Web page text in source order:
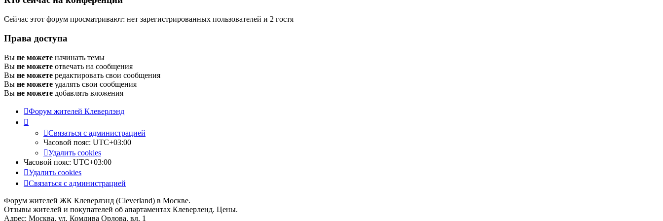
Сейчас этот форум просматривают: нет зарегистрированных пользователей и 2 гостя
Права доступа
Вы не можете начинать темы
Вы не можете отвечать на сообщения
Вы не можете редактировать свои сообщения
Вы не можете удалять свои сообщения
Вы не можете добавлять вложения
Форум жителей Клеверлэнд
Связаться с администрацией
Часовой пояс: UTC+03:00
Удалить cookies
Часовой пояс: UTC+03:00
Удалить cookies
Связаться с администрацией
Форум жителей ЖК Клеверлэнд (Cleverland) в Москве.
Отзывы жителей и покупателей об апартаментах Клеверленд. Цены.
Адрес: Москва, ул. Комдива Орлова, вл. 1